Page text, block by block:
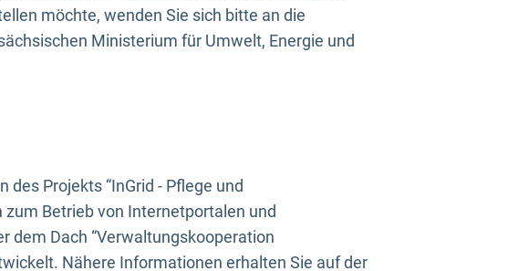
möchte, wenden Sie sich bitte an die
Ministerium für Umwelt, Energie und
Projekts “InGrid - Pflege und
Betrieb von Internetportalen und
dem Dach “Verwaltungskooperation
Nähere Informationen erhalten Sie auf der